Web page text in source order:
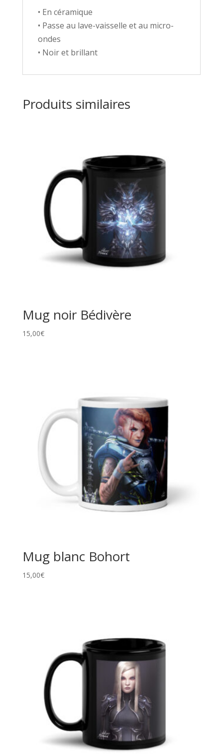
• En céramique
• Passe au lave-vaisselle et au micro-
ondes
• Noir et brillant
Produits similaires
Mug noir Bédivère
15,00€
Mug blanc Bohort
15,00€